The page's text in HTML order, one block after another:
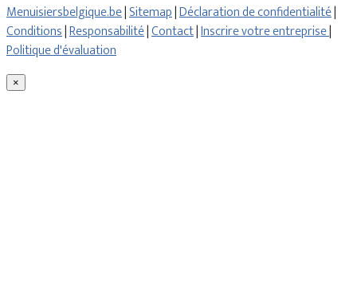
Menuisiersbelgique.be|Sitemap|Déclaration de confidentialité|
Conditions|Responsabilité|Contact|Inscrire votre entreprise|
Politique d'évaluation
×